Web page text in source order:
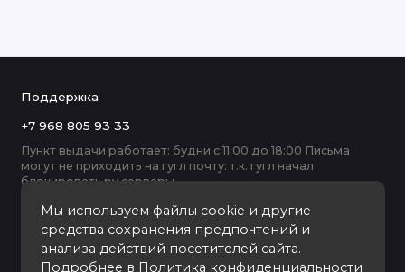
Мы используем файлы cookie и другие
средства сохранения предпочтений и
анализа действий посетителей сайта.
Подробнее в Политика конфиденциальности
Поддержка
+7 968 805 93 33
Пункт выдачи работает: будни с 11:00 до 18:00 Письма
могут не приходить на гугл почту: т.к. гугл начал
блокировать ру серверы